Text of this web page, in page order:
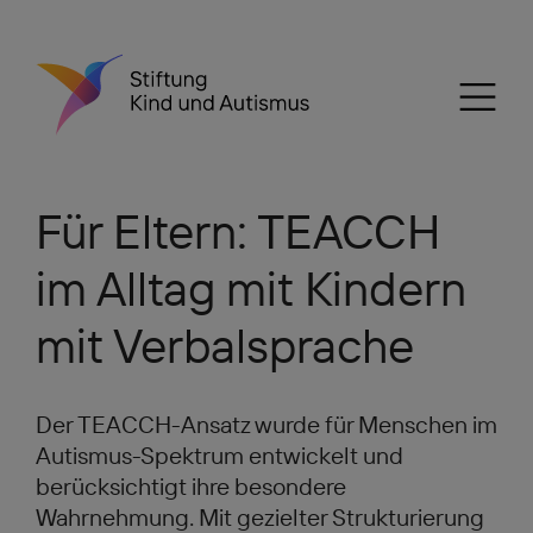
Für Eltern: TEACCH
im Alltag mit Kindern
mit Verbalsprache
Der TEACCH-Ansatz wurde für Menschen im
Autismus-Spektrum entwickelt und
berücksichtigt ihre besondere
Wahrnehmung. Mit gezielter Strukturierung